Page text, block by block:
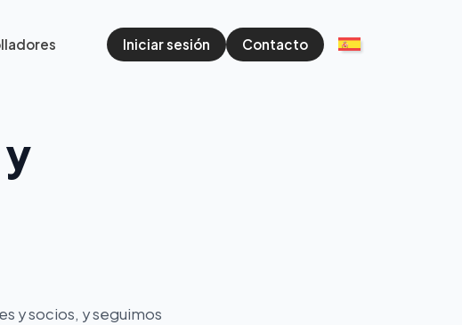
Iniciar sesión Contacto
y socios, y seguimos